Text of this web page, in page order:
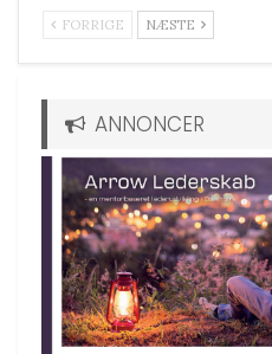
FORRIGE NÆSTE
ANNONCER